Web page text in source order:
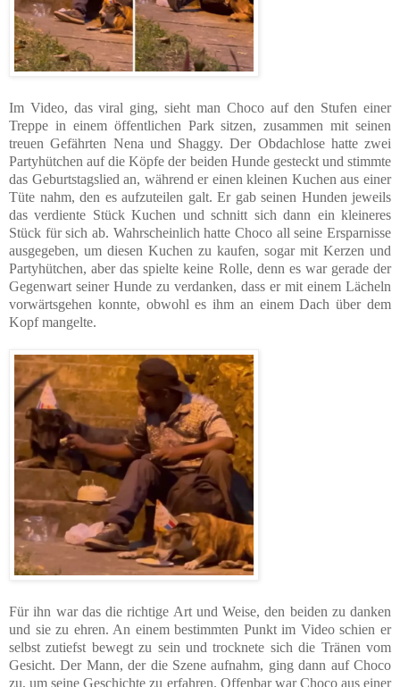
Im Video, das viral ging, sieht man Choco auf den Stufen einer
Treppe in einem öffentlichen Park sitzen, zusammen mit seinen
treuen Gefährten Nena und Shaggy. Der Obdachlose hatte zwei
Partyhütchen auf die Köpfe der beiden Hunde gesteckt und stimmte
das Geburtstagslied an, während er einen kleinen Kuchen aus einer
Tüte nahm, den es aufzuteilen galt. Er gab seinen Hunden jeweils
das verdiente Stück Kuchen und schnitt sich dann ein kleineres
Stück für sich ab. Wahrscheinlich hatte Choco all seine Ersparnisse
ausgegeben, um diesen Kuchen zu kaufen, sogar mit Kerzen und
Partyhütchen, aber das spielte keine Rolle, denn es war gerade der
Gegenwart seiner Hunde zu verdanken, dass er mit einem Lächeln
vorwärtsgehen konnte, obwohl es ihm an einem Dach über dem
Kopf mangelte.
Für ihn war das die richtige Art und Weise, den beiden zu danken
und sie zu ehren. An einem bestimmten Punkt im Video schien er
selbst zutiefst bewegt zu sein und trocknete sich die Tränen vom
Gesicht. Der Mann, der die Szene aufnahm, ging dann auf Choco
zu, um seine Geschichte zu erfahren. Offenbar war Choco aus einer